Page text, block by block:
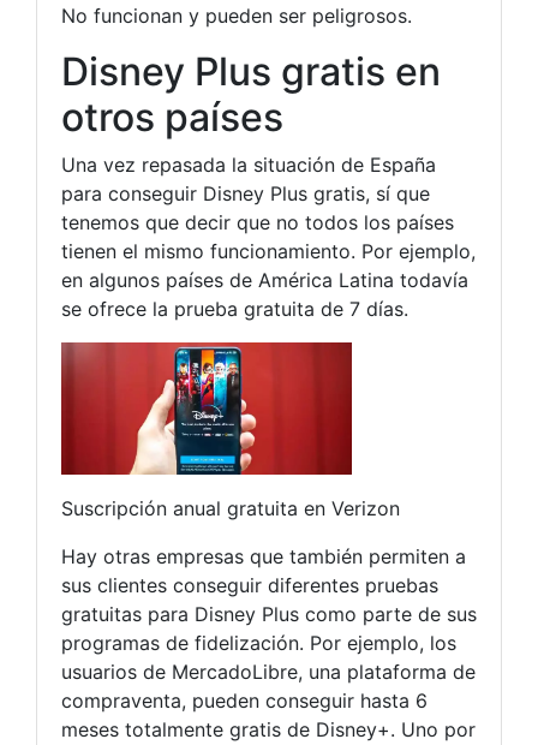
No funcionan y pueden ser peligrosos.
Disney Plus gratis en
otros países
Una vez repasada la situación de España
para conseguir Disney Plus gratis, sí que
tenemos que decir que no todos los países
tienen el mismo funcionamiento. Por ejemplo,
en algunos países de América Latina todavía
se ofrece la prueba gratuita de 7 días.
Suscripción anual gratuita en Verizon
Hay otras empresas que también permiten a
sus clientes conseguir diferentes pruebas
gratuitas para Disney Plus como parte de sus
programas de fidelización. Por ejemplo, los
usuarios de MercadoLibre, una plataforma de
compraventa, pueden conseguir hasta 6
meses totalmente gratis de Disney+. Uno por